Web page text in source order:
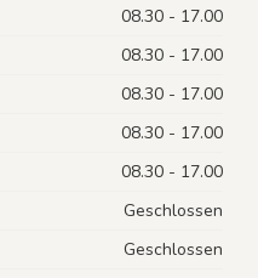
08.30 - 17.00
08.30 - 17.00
08.30 - 17.00
08.30 - 17.00
08.30 - 17.00
Geschlossen
Geschlossen